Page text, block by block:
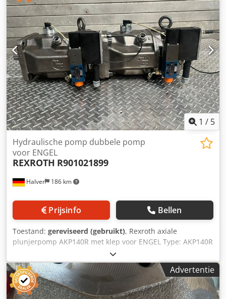
1 / 5
Halver 186 km
Hydraulische pomp dubbele pomp
voor ENGEL
REXROTH R901021899
Prijsinfo Bellen
Toestand: gereviseerd (gebruikt), Rexroth axiale
plunjerpomp AKP140R met klep voor ENGEL Type: AKP140R
met klep Fabrikantnummer: R901021899 Dcsdpfx Ajx
Uqxaob Eek Typecode: SYDFEE-20/140R
Advertentie